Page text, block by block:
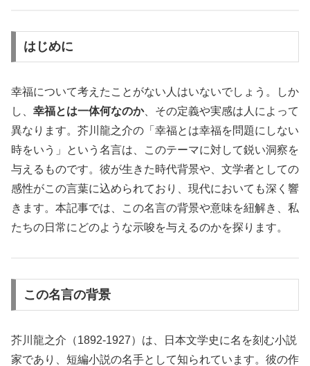
はじめに
幸福について考えたことがない人はいないでしょう。しか
し、 幸福とは一体何なのか、その定義や実感は人によって
異なります。芥川龍之介の「幸福とは幸福を問題にしない
時をいう」という名言は、このテーマに対して鋭い洞察を
与えるものです。彼が生きた時代背景や、文学者としての
感性がこの言葉に込められており、現代においても深く響
きます。本記事では、この名言の背景や意味を紐解き、私
たちの日常にどのような示唆を与えるのかを探ります。
この名言の背景
芥川龍之介（1892-1927）は、日本文学史に名を刻む小説
家であり、短編小説の名手として知られています。彼の作